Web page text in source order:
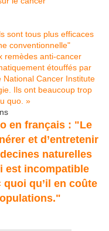
sont tous plus efficaces
conventionnelle"
remèdes anti-cancer
étouffés par
National Cancer Institute
Ils ont beaucoup trop
quo. »
en français : "Le
et d’entretenir
naturelles
est incompatible
qu’il en coûte